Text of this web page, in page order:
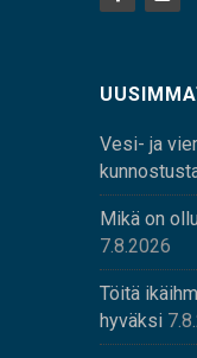
Vesi- ja
Mikä on
7.8.2026
Töitä
hyväksi